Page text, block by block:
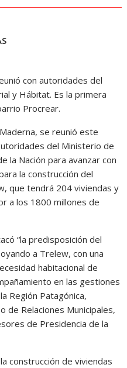
con autoridades del
y Hábitat. Es la primera
Procrear.
se reunió este
del Ministerio de
la Nación para avanzar con
la construcción del
que tendrá 204 viviendas y
a los 1800 millones de
“la predisposición del
a Trelew, con una
habitacional de
en las gestiones
Región Patagónica,
de Relaciones Municipales,
de Presidencia de la
construcción de viviendas